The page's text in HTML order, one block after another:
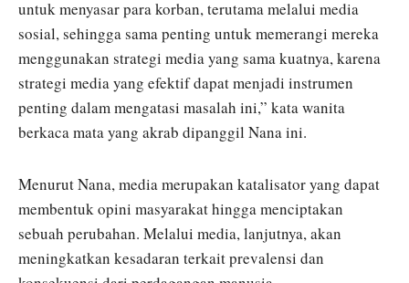
untuk menyasar para korban, terutama melalui media
sosial, sehingga sama penting untuk memerangi mereka
menggunakan strategi media yang sama kuatnya, karena
strategi media yang efektif dapat menjadi instrumen
penting dalam mengatasi masalah ini,” kata wanita
berkaca mata yang akrab dipanggil Nana ini.
Menurut Nana, media merupakan katalisator yang dapat
membentuk opini masyarakat hingga menciptakan
sebuah perubahan. Melalui media, lanjutnya, akan
meningkatkan kesadaran terkait prevalensi dan